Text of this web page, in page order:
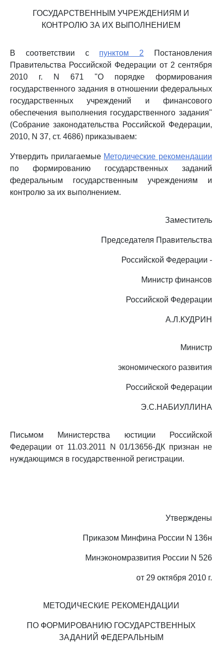
ГОСУДАРСТВЕННЫМ УЧРЕЖДЕНИЯМ И
КОНТРОЛЮ ЗА ИХ ВЫПОЛНЕНИЕМ
В соответствии с пунктом 2 Постановления
Правительства Российской Федерации от 2 сентября
2010 г. N 671 "О порядке формирования
государственного задания в отношении федеральных
государственных учреждений и финансового
обеспечения выполнения государственного задания"
(Собрание законодательства Российской Федерации,
2010, N 37, ст. 4686) приказываем:
Утвердить прилагаемые Методические рекомендации
по формированию государственных заданий
федеральным государственным учреждениям и
контролю за их выполнением.
Заместитель
Председателя Правительства
Российской Федерации -
Министр финансов
Российской Федерации
А.Л.КУДРИН
Министр
экономического развития
Российской Федерации
Э.С.НАБИУЛЛИНА
Письмом Министерства юстиции Российской
Федерации от 11.03.2011 N 01/13656-ДК признан не
нуждающимся в государственной регистрации.
Утверждены
Приказом Минфина России N 136н
Минэкономразвития России N 526
от 29 октября 2010 г.
МЕТОДИЧЕСКИЕ РЕКОМЕНДАЦИИ
ПО ФОРМИРОВАНИЮ ГОСУДАРСТВЕННЫХ
ЗАДАНИЙ ФЕДЕРАЛЬНЫМ